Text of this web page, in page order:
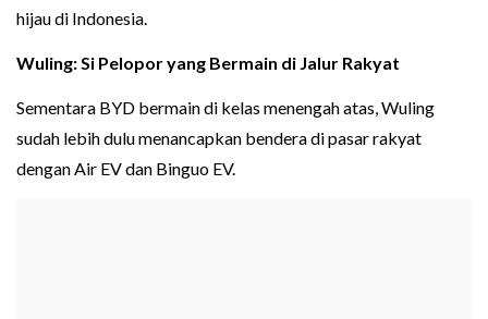
hijau di Indonesia.
Wuling: Si Pelopor yang Bermain di Jalur Rakyat
Sementara BYD bermain di kelas menengah atas, Wuling
sudah lebih dulu menancapkan bendera di pasar rakyat
dengan Air EV dan Binguo EV.